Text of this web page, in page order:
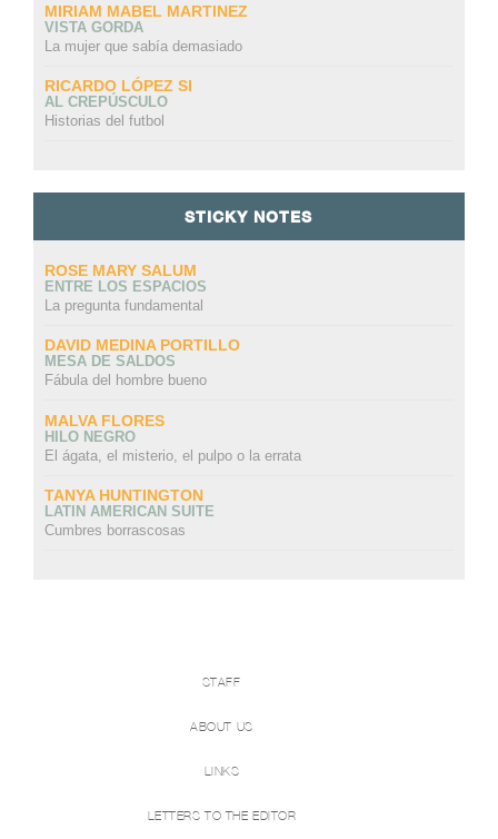
MIRIAM MABEL MARTINEZ
VISTA GORDA
La mujer que sabía demasiado
RICARDO LÓPEZ SI
AL CREPÚSCULO
Historias del futbol
STICKY NOTES
ROSE MARY SALUM
ENTRE LOS ESPACIOS
La pregunta fundamental
DAVID MEDINA PORTILLO
MESA DE SALDOS
Fábula del hombre bueno
MALVA FLORES
HILO NEGRO
El ágata, el misterio, el pulpo o la errata
TANYA HUNTINGTON
LATIN AMERICAN SUITE
Cumbres borrascosas
STAFF
ABOUT US
LINKS
LETTERS TO THE EDITOR